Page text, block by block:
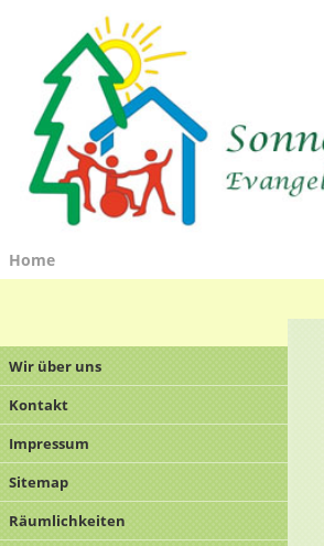
Home
Wir über uns
Kontakt
Impressum
Sitemap
Räumlichkeiten